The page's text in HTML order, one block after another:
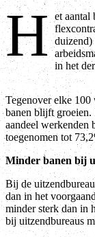
H et aantal
duizend)
in het
Tegenover elke 100
banen blijft
aandeel werkenden
toegenomen tot
Minder banen bij
Bij de
dan in het
minder sterk dan in
bij uitzendbureaus